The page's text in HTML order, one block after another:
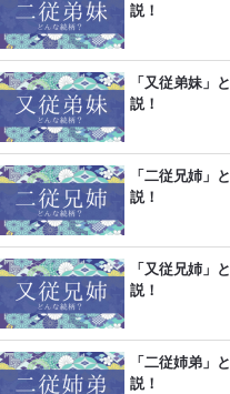
説！
「又従弟妹」
説！
「二従兄姉」
説！
「又従兄姉」
説！
「二従姉弟」
説！